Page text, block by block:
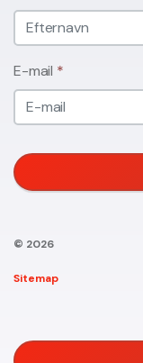
E-mail *
© 2026
Sitemap